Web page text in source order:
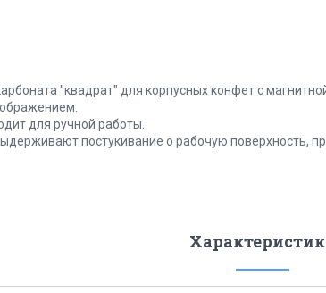
"квадрат" для корпусных конфет с
для ручной работы.
постукивание о рабочую поверхность,